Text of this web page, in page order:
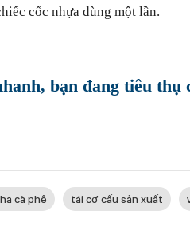
cốc nhựa dùng một lần.
bạn đang tiêu thụ
cà phê tái cơ cấu sản xuất